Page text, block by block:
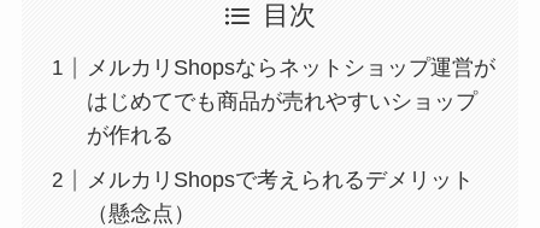
目次
メルカリShopsならネットショップ運営が
はじめてでも商品が売れやすいショップ
が作れる
メルカリShopsで考えられるデメリット
（懸念点）